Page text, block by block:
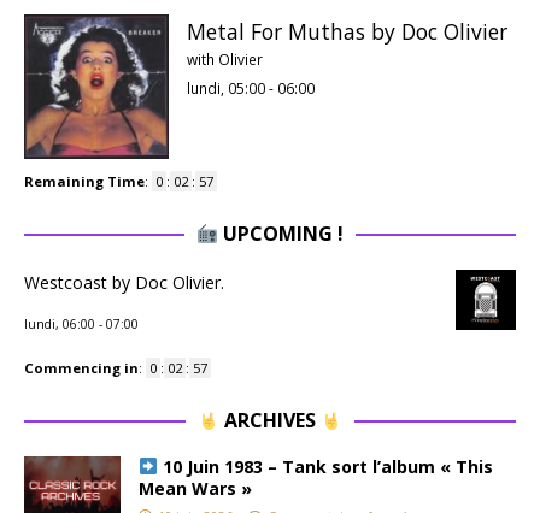
Metal For Muthas by Doc Olivier
with Olivier
lundi, 05:00- 06:00
Remaining Time: 0 : 02 : 57
UPCOMING !
Westcoast by Doc Olivier.
lundi, 06:00 - 07:00
Commencing in: 0 : 02 : 57
ARCHIVES
10 Juin 1983 – Tank sort l’album « This
Mean Wars »